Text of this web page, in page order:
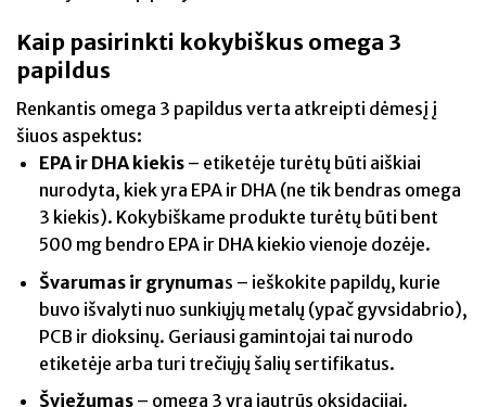
Kaip pasirinkti kokybiškus omega 3
papildus
Renkantis omega 3 papildus verta atkreipti dėmesį į
šiuos aspektus:
EPA ir DHA kiekis– etiketėje turėtų būti aiškiai
nurodyta, kiek yra EPA ir DHA (ne tik bendras omega
3 kiekis). Kokybiškame produkte turėtų būti bent
500 mg bendro EPA ir DHA kiekio vienoje dozėje.
Švarumas ir grynumas – ieškokite papildų, kurie
buvo išvalyti nuo sunkiųjų metalų (ypač gyvsidabrio),
PCB ir dioksinų. Geriausi gamintojai tai nurodo
etiketėje arba turi trečiųjų šalių sertifikatus.
Šviežumas– omega 3 yra jautrūs oksidacijai.